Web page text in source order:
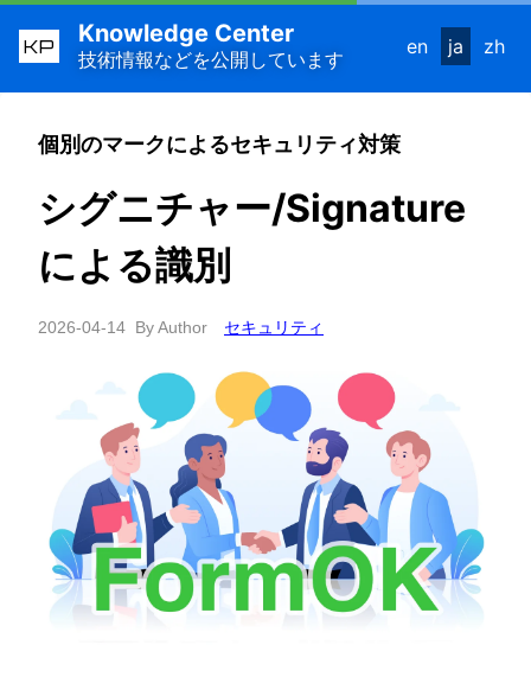
KP Knowledge Center
技術情報などを公開しています
en ja zh
個別のマークによるセキュリティ対策
シグニチャー/Signature
による識別
2026-04-14 By Author セキュリティ